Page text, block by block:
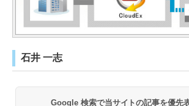
石井 一志
Google 検索で当サイトの記事を優先